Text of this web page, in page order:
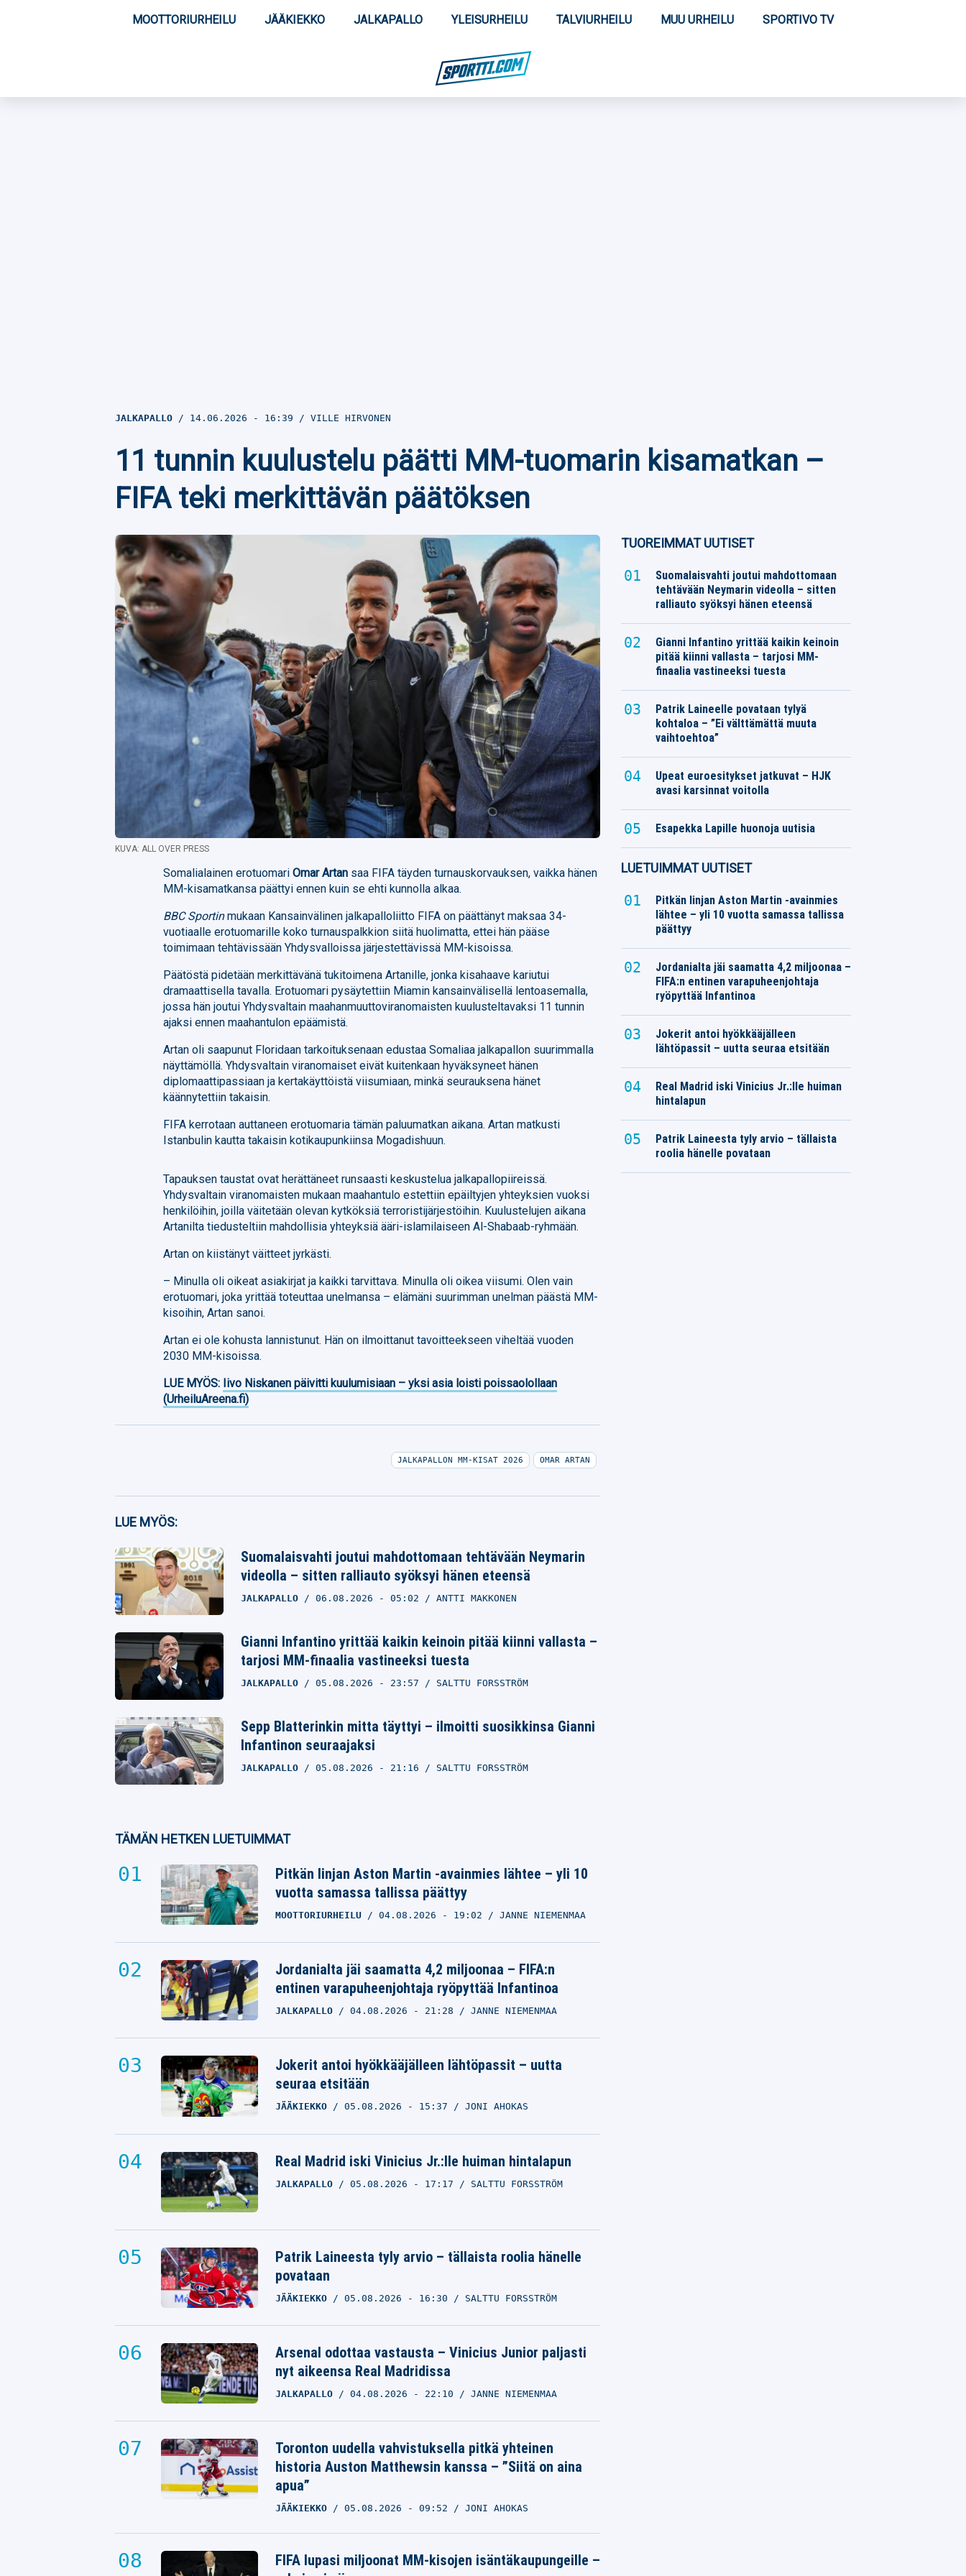
MOOTTORIURHEILU JÄÄKIEKKO JALKAPALLO YLEISURHEILU TALVIURHEILU MUU URHEILU SPORTIVO TV
JALKAPALLO 14.06.2026 - 16:39 VILLE HIRVONEN
11 tunnin kuulustelu päätti MM-tuomarin kisamatkan –
FIFA teki merkittävän päätöksen
KUVA: ALL OVER PRESS
Somalialainen erotuomariOmar Artan saa FIFA täyden turnauskorvauksen, vaikka hänen
MM-kisamatkansa päättyi ennen kuin se ehti kunnolla alkaa.
BBC Sportinmukaan Kansainvälinen jalkapalloliitto FIFA on päättänyt maksaa 34-
vuotiaalle erotuomarille koko turnauspalkkion siitä huolimatta, ettei hän pääse
toimimaan tehtävissään Yhdysvalloissa järjestettävissä MM-kisoissa.
Päätöstä pidetään merkittävänä tukitoimena Artanille, jonka kisahaave kariutui
dramaattisella tavalla. Erotuomari pysäytettiin Miamin kansainvälisellä lentoasemalla,
jossa hän joutui Yhdysvaltain maahanmuuttoviranomaisten kuulusteltavaksi 11 tunnin
ajaksi ennen maahantulon epäämistä.
Artan oli saapunut Floridaan tarkoituksenaan edustaa Somaliaa jalkapallon suurimmalla
näyttämöllä. Yhdysvaltain viranomaiset eivät kuitenkaan hyväksyneet hänen
diplomaattipassiaan ja kertakäyttöistä viisumiaan, minkä seurauksena hänet
käännytettiin takaisin.
FIFA kerrotaan auttaneen erotuomaria tämän paluumatkan aikana. Artan matkusti
Istanbulin kautta takaisin kotikaupunkiinsa Mogadishuun.
Tapauksen taustat ovat herättäneet runsaasti keskustelua jalkapallopiireissä.
Yhdysvaltain viranomaisten mukaan maahantulo estettiin epäiltyjen yhteyksien vuoksi
henkilöihin, joilla väitetään olevan kytköksiä terroristijärjestöihin. Kuulustelujen aikana
Artanilta tiedusteltiin mahdollisia yhteyksiä ääri-islamilaiseen Al-Shabaab-ryhmään.
Artan on kiistänyt väitteet jyrkästi.
– Minulla oli oikeat asiakirjat ja kaikki tarvittava. Minulla oli oikea viisumi. Olen vain
erotuomari, joka yrittää toteuttaa unelmansa – elämäni suurimman unelman päästä MM-
kisoihin, Artan sanoi.
Artan ei ole kohusta lannistunut. Hän on ilmoittanut tavoitteekseen viheltää vuoden
2030 MM-kisoissa.
LUE MYÖS: Iivo Niskanen päivitti kuulumisiaan – yksi asia loisti poissaolollaan
(UrheiluAreena.fi)
Facebook
Twitter
Whatsapp
JALKAPALLON MM-KISAT 2026 OMAR ARTAN
LUE MYÖS:
Suomalaisvahti joutui mahdottomaan tehtävään Neymarin
videolla – sitten ralliauto syöksyi hänen eteensä
JALKAPALLO 06.08.2026 - 05:02 ANTTI MAKKONEN
Gianni Infantino yrittää kaikin keinoin pitää kiinni vallasta –
tarjosi MM-finaalia vastineeksi tuesta
JALKAPALLO 05.08.2026 - 23:57 SALTTU FORSSTRÖM
Sepp Blatterinkin mitta täyttyi – ilmoitti suosikkinsa Gianni
Infantinon seuraajaksi
JALKAPALLO 05.08.2026 - 21:16 SALTTU FORSSTRÖM
TÄMÄN HETKEN LUETUIMMAT
Pitkän linjan Aston Martin -avainmies lähtee – yli 10
vuotta samassa tallissa päättyy
MOOTTORIURHEILU 04.08.2026 - 19:02 JANNE NIEMENMAA
Jordanialta jäi saamatta 4,2 miljoonaa – FIFA:n
entinen varapuheenjohtaja ryöpyttää Infantinoa
JALKAPALLO 04.08.2026 - 21:28 JANNE NIEMENMAA
Jokerit antoi hyökkääjälleen lähtöpassit – uutta
seuraa etsitään
JÄÄKIEKKO 05.08.2026 - 15:37 JONI AHOKAS
Real Madrid iski Vinicius Jr.:lle huiman hintalapun
JALKAPALLO 05.08.2026 - 17:17 SALTTU FORSSTRÖM
Patrik Laineesta tyly arvio – tällaista roolia hänelle
povataan
JÄÄKIEKKO 05.08.2026 - 16:30 SALTTU FORSSTRÖM
Arsenal odottaa vastausta – Vinicius Junior paljasti
nyt aikeensa Real Madridissa
JALKAPALLO 04.08.2026 - 22:10 JANNE NIEMENMAA
Toronton uudella vahvistuksella pitkä yhteinen
historia Auston Matthewsin kanssa – ”Siitä on aina
apua”
JÄÄKIEKKO 05.08.2026 - 09:52 JONI AHOKAS
FIFA lupasi miljoonat MM-kisojen isäntäkaupungeille –
TUOREIMMAT UUTISET
Suomalaisvahti joutui mahdottomaan
tehtävään Neymarin videolla – sitten
ralliauto syöksyi hänen eteensä
Gianni Infantino yrittää kaikin keinoin
pitää kiinni vallasta – tarjosi MM-
finaalia vastineeksi tuesta
Patrik Laineelle povataan tylyä
kohtaloa – ”Ei välttämättä muuta
vaihtoehtoa”
Upeat euroesitykset jatkuvat – HJK
avasi karsinnat voitolla
Esapekka Lapille huonoja uutisia
LUETUIMMAT UUTISET
Pitkän linjan Aston Martin -avainmies
lähtee – yli 10 vuotta samassa tallissa
päättyy
Jordanialta jäi saamatta 4,2 miljoonaa –
FIFA:n entinen varapuheenjohtaja
ryöpyttää Infantinoa
Jokerit antoi hyökkääjälleen
lähtöpassit – uutta seuraa etsitään
Real Madrid iski Vinicius Jr.:lle huiman
hintalapun
Patrik Laineesta tyly arvio – tällaista
roolia hänelle povataan